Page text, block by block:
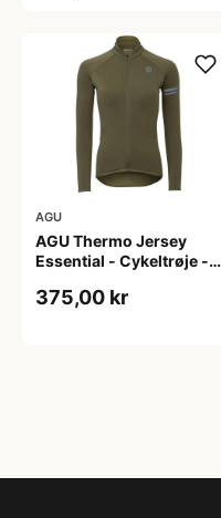
AGU
AGU Thermo Jersey
Essential - Cykeltrøje -
XXL
375,00 kr